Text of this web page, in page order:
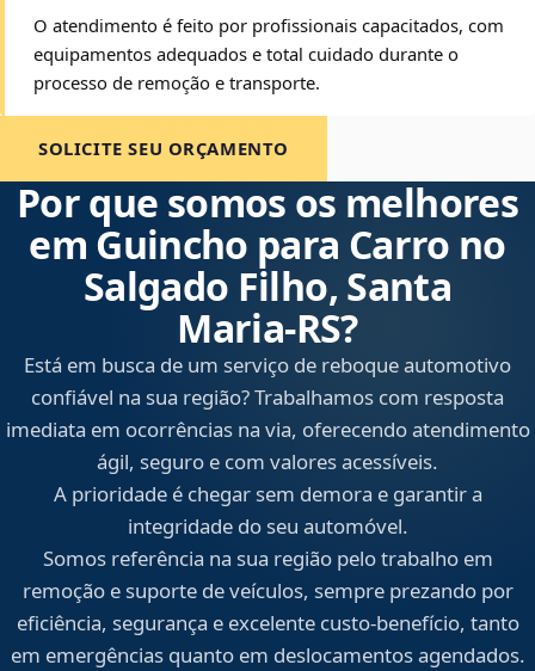
O atendimento é feito por profissionais capacitados, com
equipamentos adequados e total cuidado durante o
processo de remoção e transporte.
SOLICITE SEU ORÇAMENTO
Por que somos os melhores
em Guincho para Carro no
Salgado Filho, Santa
Maria‑RS?
Está em busca de um serviço de reboque automotivo
confiável na sua região? Trabalhamos com resposta
imediata em ocorrências na via, oferecendo atendimento
ágil, seguro e com valores acessíveis.
A prioridade é chegar sem demora e garantir a
integridade do seu automóvel.
Somos referência na sua região pelo trabalho em
remoção e suporte de veículos, sempre prezando por
eficiência, segurança e excelente custo-benefício, tanto
em emergências quanto em deslocamentos agendados.